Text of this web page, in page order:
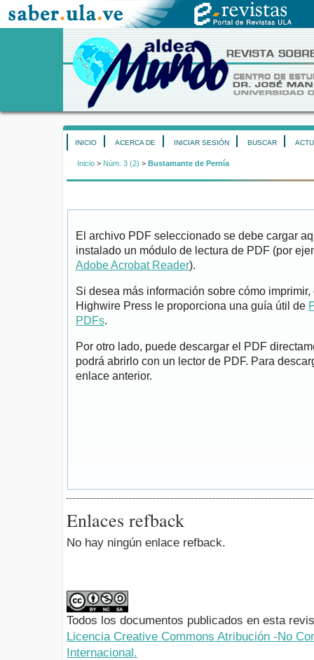
INICIO ACERCA DE INICIAR SESIÓN BUSCAR
Inicio > Núm. 3 (2) > Bustamante de Pernía
El archivo PDF seleccionado se debe cargar
instalado un módulo de lectura de PDF (por
Adobe Acrobat Reader).
Si desea más información sobre cómo
Highwire Press le proporciona una guía útil de
PDFs.
Por otro lado, puede descargar el PDF
podrá abrirlo con un lector de PDF. Para
enlace anterior.
Enlaces refback
No hay ningún enlace refback.
Todos los documentos publicados en esta
Licencia Creative Commons Atribución -No
Internacional.